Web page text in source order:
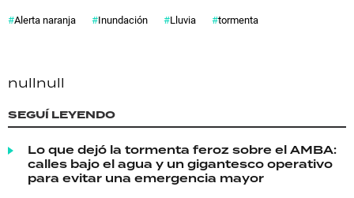
Alerta naranja Inundación Lluvia tormenta
nullnull
SEGUÍ LEYENDO
Lo que dejó la tormenta feroz sobre el AMBA:
calles bajo el agua y un gigantesco operativo
para evitar una emergencia mayor